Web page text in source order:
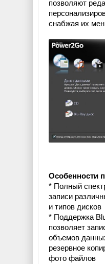
позволяют
снабжая их
Особенности
* Полный
записи
и типов дисков
* Поддержка
позволяет
объемов
резервное
фото файлов